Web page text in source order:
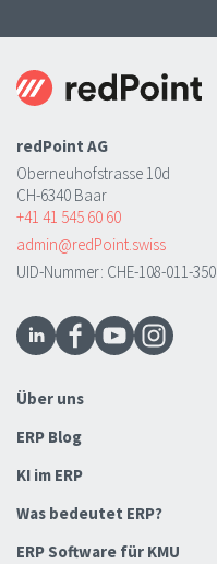
redPoint AG
Oberneuhofstrasse 10d
CH-6340 Baar
+41 41 545 60 60
admin@redPoint.swiss
UID-Nummer: CHE-108-011-350
Über uns
ERP Blog
KI im ERP
Was bedeutet ERP?
ERP Software für KMU